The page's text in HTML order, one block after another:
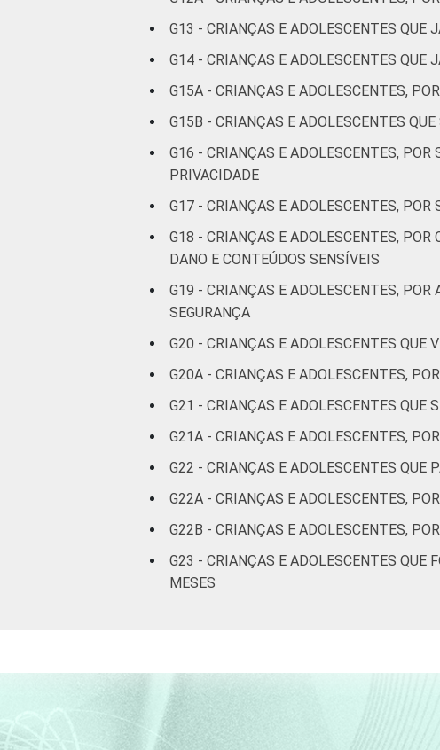
SM até 2 SM
Mais de 2
Mais de 3
Não tem
renda
respondeu
CLASSE SOCIAL AB 19
C
DE
ACESSO À
INTERNET
Não
G13 - CRIANÇAS E ADOLESCENTES QUE
G14 - CRIANÇAS E ADOLESCENTES QUE
G15A - CRIANÇAS E ADOLESCENTES,
G15B - CRIANÇAS E ADOLESCENTES
G16 - CRIANÇAS E ADOLESCENTES,
PRIVACIDADE
G17 - CRIANÇAS E ADOLESCENTES,
G18 - CRIANÇAS E ADOLESCENTES,
DANO E CONTEÚDOS SENSÍVEIS
G19 - CRIANÇAS E ADOLESCENTES,
SEGURANÇA
G20 - CRIANÇAS E ADOLESCENTES QUE
G20A - CRIANÇAS E ADOLESCENTES,
G21 - CRIANÇAS E ADOLESCENTES
G21A - CRIANÇAS E ADOLESCENTES,
G22 - CRIANÇAS E ADOLESCENTES QUE
G22A - CRIANÇAS E ADOLESCENTES,
G22B - CRIANÇAS E ADOLESCENTES,
G23 - CRIANÇAS E ADOLESCENTES QUE
MESES